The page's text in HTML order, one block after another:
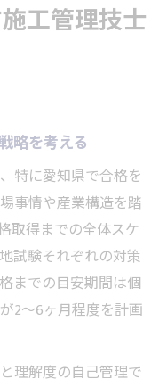
最適な教材選び
勉強計画作成法
計画倒れしない
実践するタイム
無理なく続く学
過去問活用ポイ
工管理技士
略を考える
特に愛知県で合格を
事情や産業構造を踏
取得までの全体スケ
試験それぞれの対策
までの目安期間は個
2〜6ヶ月程度を計画
理解度の自己管理で